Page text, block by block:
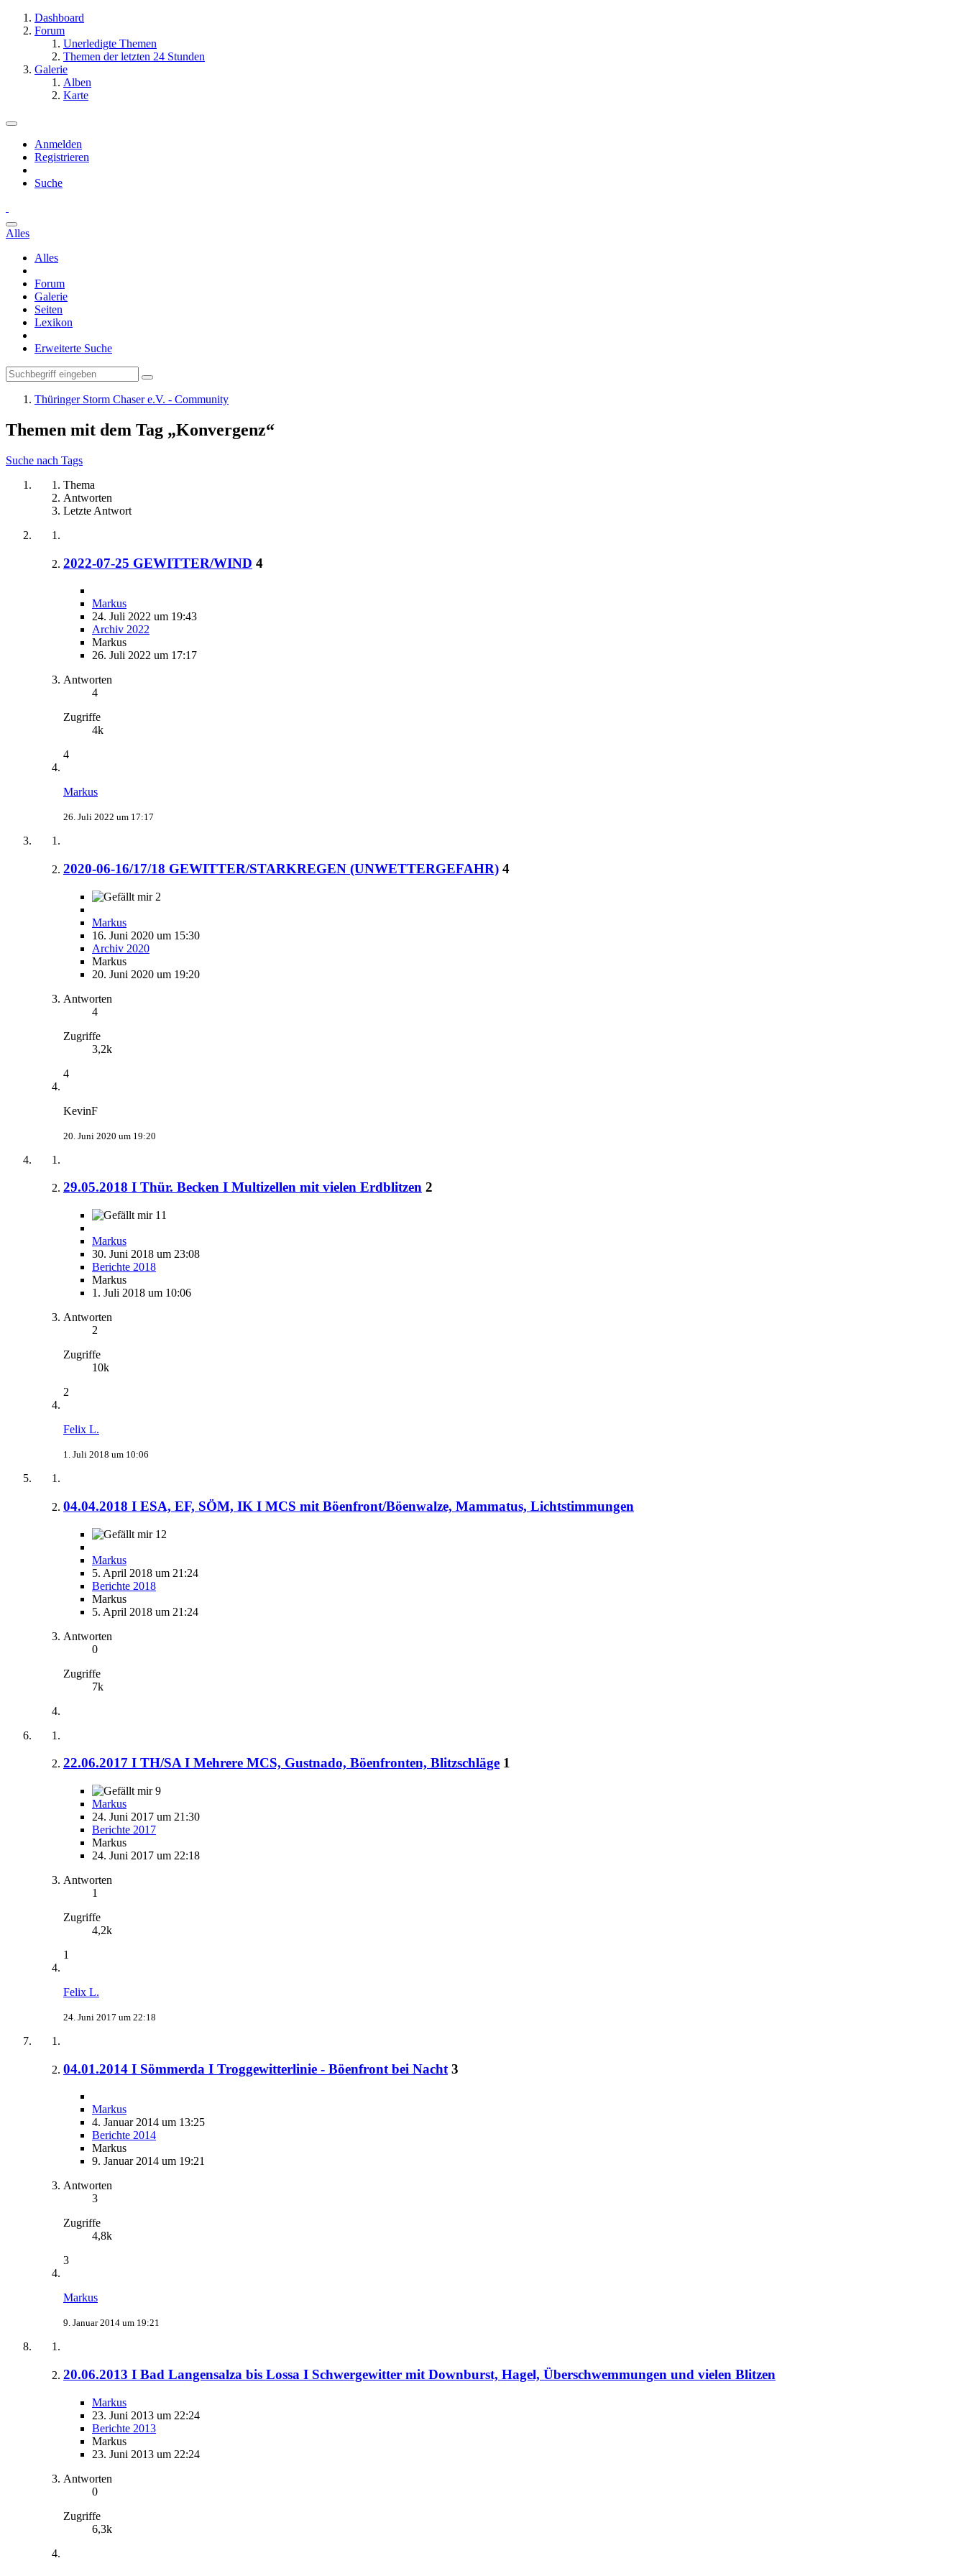
Dashboard
Forum
Unerledigte Themen
Themen der letzten 24 Stunden
Galerie
Alben
Karte
Anmelden
Registrieren
Suche
Alles
Alles
Forum
Galerie
Seiten
Lexikon
Erweiterte Suche
Thüringer Storm Chaser e.V. - Community
Themen mit dem Tag „Konvergenz“
Suche nach Tags
Thema
Antworten
Letzte Antwort
2022-07-25 GEWITTER/WIND 4
Markus
24. Juli 2022 um 19:43
Archiv 2022
Markus
26. Juli 2022 um 17:17
Antworten
4
Zugriffe
4k
4
Markus
26. Juli 2022 um 17:17
2020-06-16/17/18 GEWITTER/STARKREGEN (UNWETTERGEFAHR) 4
2
Markus
16. Juni 2020 um 15:30
Archiv 2020
Markus
20. Juni 2020 um 19:20
Antworten
4
Zugriffe
3,2k
4
KevinF
20. Juni 2020 um 19:20
29.05.2018 I Thür. Becken I Multizellen mit vielen Erdblitzen 2
11
Markus
30. Juni 2018 um 23:08
Berichte 2018
Markus
1. Juli 2018 um 10:06
Antworten
2
Zugriffe
10k
2
Felix L.
1. Juli 2018 um 10:06
04.04.2018 I ESA, EF, SÖM, IK I MCS mit Böenfront/Böenwalze, Mammatus, Lichtstimmungen
12
Markus
5. April 2018 um 21:24
Berichte 2018
Markus
5. April 2018 um 21:24
Antworten
0
Zugriffe
7k
22.06.2017 I TH/SA I Mehrere MCS, Gustnado, Böenfronten, Blitzschläge 1
9
Markus
24. Juni 2017 um 21:30
Berichte 2017
Markus
24. Juni 2017 um 22:18
Antworten
1
Zugriffe
4,2k
1
Felix L.
24. Juni 2017 um 22:18
04.01.2014 I Sömmerda I Troggewitterlinie - Böenfront bei Nacht 3
Markus
4. Januar 2014 um 13:25
Berichte 2014
Markus
9. Januar 2014 um 19:21
Antworten
3
Zugriffe
4,8k
3
Markus
9. Januar 2014 um 19:21
20.06.2013 I Bad Langensalza bis Lossa I Schwergewitter mit Downburst, Hagel, Überschwemmungen und vielen Blitzen
Markus
23. Juni 2013 um 22:24
Berichte 2013
Markus
23. Juni 2013 um 22:24
Antworten
0
Zugriffe
6,3k